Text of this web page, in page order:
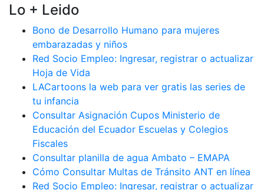
Lo + Leido
Bono de Desarrollo Humano para mujeres
embarazadas y niños
Red Socio Empleo: Ingresar, registrar o actualizar
Hoja de Vida
LACartoons la web para ver gratis las series de
tu infancia
Consultar Asignación Cupos Ministerio de
Educación del Ecuador Escuelas y Colegios
Fiscales
Consultar planilla de agua Ambato – EMAPA
Cómo Consultar Multas de Tránsito ANT en línea
Red Socio Empleo: Ingresar, registrar o actualizar